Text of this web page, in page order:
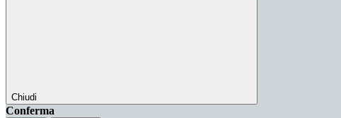
Chiudi
Conferma